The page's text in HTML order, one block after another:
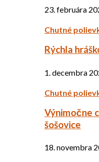
23. februára
Chutné
Rýchla
1. decembra
Chutné
Výnimočne
šošovice
18. novembra